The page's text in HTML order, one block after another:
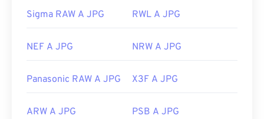
Sigma RAW A JPG RWL A JPG
NEF A JPG NRW A JPG
Panasonic RAW A JPG X3F A JPG
ARW A JPG PSB A JPG